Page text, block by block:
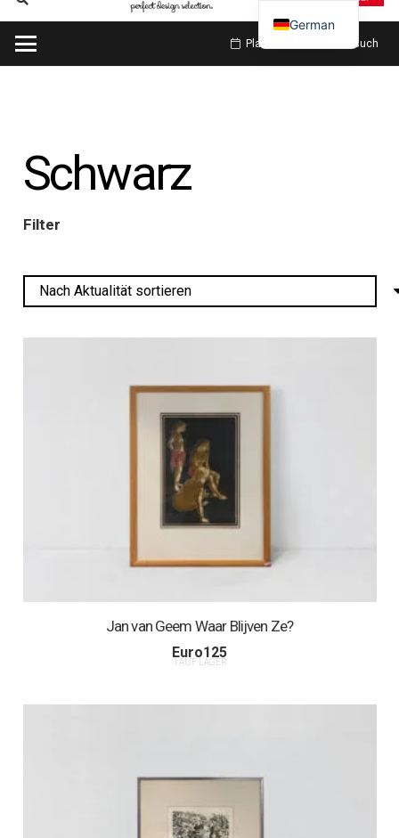
Planen Sie meinen Besuch
Schwarz
Filter
Jan van Geem Waar Blijven Ze?
Euro125
1 AUF LAGER
German